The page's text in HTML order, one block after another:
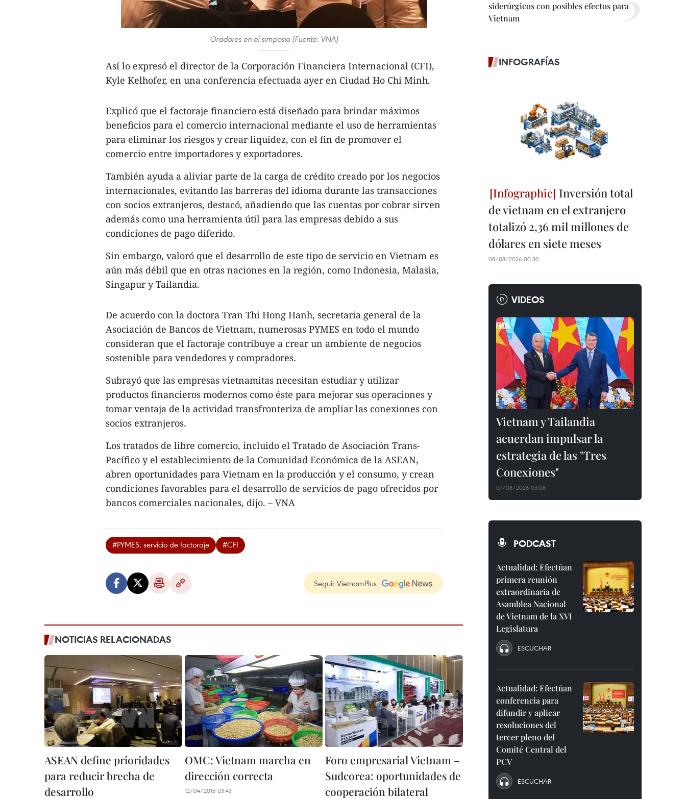
Oradores en el simposio (Fuente: VNA)
Así lo expresó el director de la Corporación Financiera Internacional (CFI),
Kyle Kelhofer, en una conferencia efectuada ayer en Ciudad Ho Chi Minh.
Explicó que el factoraje financiero está diseñado para brindar máximos
beneficios para el comercio internacional mediante el uso de herramientas
para eliminar los riesgos y crear liquidez, con el fin de promover el
comercio entre importadores y exportadores.
También ayuda a aliviar parte de la carga de crédito creado por los negocios
internacionales, evitando las barreras del idioma durante las transacciones
con socios extranjeros, destacó, añadiendo que las cuentas por cobrar sirven
además como una herramienta útil para las empresas debido a sus
condiciones de pago diferido.
Sin embargo, valoró que el desarrollo de este tipo de servicio en Vietnam es
aún más débil que en otras naciones en la región, como Indonesia, Malasia,
Singapur y Tailandia.
De acuerdo con la doctora Tran Thi Hong Hanh, secretaria general de la
Asociación de Bancos de Vietnam, numerosas PYMES en todo el mundo
consideran que el factoraje contribuye a crear un ambiente de negocios
sostenible para vendedores y compradores.
Subrayó que las empresas vietnamitas necesitan estudiar y utilizar
productos financieros modernos como éste para mejorar sus operaciones y
tomar ventaja de la actividad transfronteriza de ampliar las conexiones con
socios extranjeros.
Los tratados de libre comercio, incluido el Tratado de Asociación Trans-
Pacífico y el establecimiento de la Comunidad Económica de la ASEAN,
abren oportunidades para Vietnam en la producción y el consumo, y crean
condiciones favorables para el desarrollo de servicios de pago ofrecidos por
bancos comerciales nacionales, dijo. – VNA
#PYMES; servicio de factoraje #CFI
Seguir VietnamPlus
NOTICIAS RELACIONADAS
ASEAN define prioridades
para reducir brecha de
desarrollo
OMC: Vietnam marcha en
dirección correcta
12/04/2016 03:43
Foro empresarial Vietnam –
Sudcorea: oportunidades de
cooperación bilateral
siderúrgicos con posibles efectos para
Vietnam
INFOGRAFÍAS
Inversión total
de vietnam en el extranjero
totalizó 2,36 mil millones de
dólares en siete meses
08/08/2026 00:30
VIDEOS
Vietnam y Tailandia
acuerdan impulsar la
estrategia de las "Tres
Conexiones"
07/08/2026 03:08
PODCAST
Actualidad: Efectúan
primera reunión
extraordinaria de
Asamblea Nacional
de Vietnam de la XVI
Legislatura
ESCUCHAR
Actualidad: Efectúan
conferencia para
difundir y aplicar
resoluciones del
tercer pleno del
Comité Central del
PCV
ESCUCHAR